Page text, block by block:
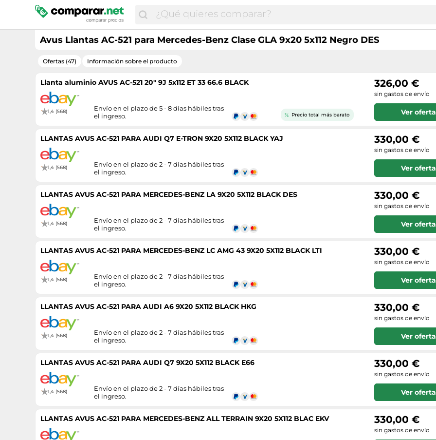
Avus Llantas AC-521 para Mercedes-Benz Clase GLA 9x20 5x112 Negro DES
Ofertas (47) Información sobre el producto
Llanta aluminio AVUS AC-521 20" 9J 5x112 ET 33 66.6 BLACK
1,4 (568)
Precio total más barato
Envío en el plazo de 5 - 8 días hábiles tras
el ingreso.
326,00 €
sin gastos de envío
Ver oferta
LLANTAS AVUS AC-521 PARA AUDI Q7 E-TRON 9X20 5X112 BLACK YAJ
1,4 (568)
Envío en el plazo de 2 - 7 días hábiles tras
el ingreso.
330,00 €
sin gastos de envío
Ver oferta
LLANTAS AVUS AC-521 PARA MERCEDES-BENZ LA 9X20 5X112 BLACK DES
1,4 (568)
Envío en el plazo de 2 - 7 días hábiles tras
el ingreso.
330,00 €
sin gastos de envío
Ver oferta
LLANTAS AVUS AC-521 PARA MERCEDES-BENZ LC AMG 43 9X20 5X112 BLACK LTI
1,4 (568)
Envío en el plazo de 2 - 7 días hábiles tras
el ingreso.
330,00 €
sin gastos de envío
Ver oferta
LLANTAS AVUS AC-521 PARA AUDI A6 9X20 5X112 BLACK HKG
1,4 (568)
Envío en el plazo de 2 - 7 días hábiles tras
el ingreso.
330,00 €
sin gastos de envío
Ver oferta
LLANTAS AVUS AC-521 PARA AUDI Q7 9X20 5X112 BLACK E66
1,4 (568)
Envío en el plazo de 2 - 7 días hábiles tras
el ingreso.
330,00 €
sin gastos de envío
Ver oferta
LLANTAS AVUS AC-521 PARA MERCEDES-BENZ ALL TERRAIN 9X20 5X112 BLAC EKV 330,00 €
sin gastos de envío